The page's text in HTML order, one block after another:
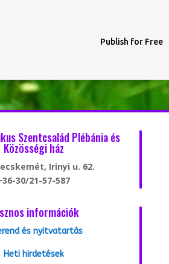
Publish for Free
Szentcsalád Plébánia és
Közösségi ház
Irinyi u. 62.
30/21-57-587
információk
és nyitvatartás
Heti hirdetések